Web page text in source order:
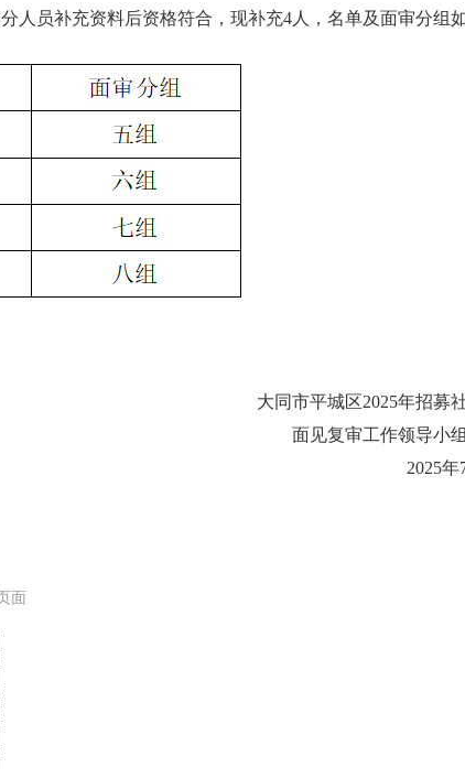
人员补充资料后资格符合，现补充4人，名单及面审分组如
大同市平城区2025年招募
面见复审工作领导小
2025年
面